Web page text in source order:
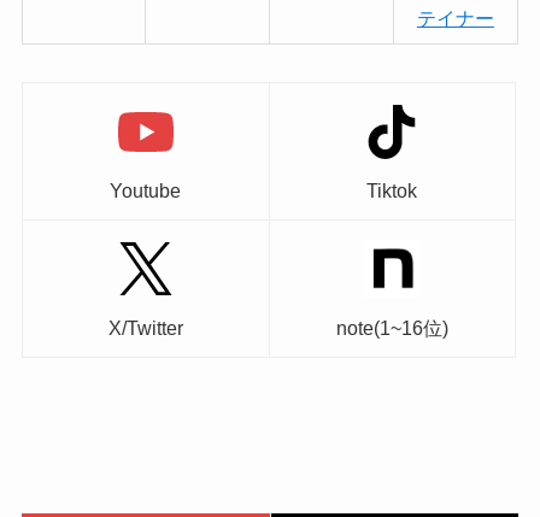
テイナー
Youtube Tiktok
X/Twitter note(1~16位)